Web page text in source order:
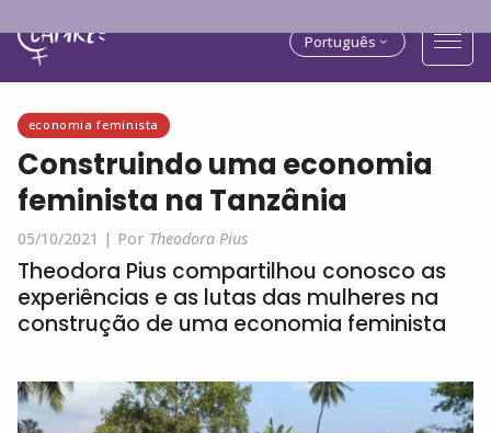
Português
economia feminista
Construindo uma economia
feminista na Tanzânia
05/10/2021 | Por Theodora Pius
Theodora Pius compartilhou conosco as
experiências e as lutas das mulheres na
construção de uma economia feminista